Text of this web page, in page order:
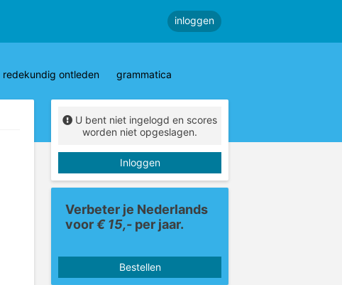
inloggen
redekundig ontleden grammatica
U bent niet ingelogd en scores
worden niet opgeslagen.
Inloggen
Verbeter je Nederlands
voor€ 15,- per jaar.
Bestellen